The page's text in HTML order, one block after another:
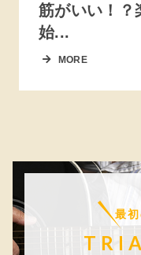
筋がいい！？
始...
MORE
最初